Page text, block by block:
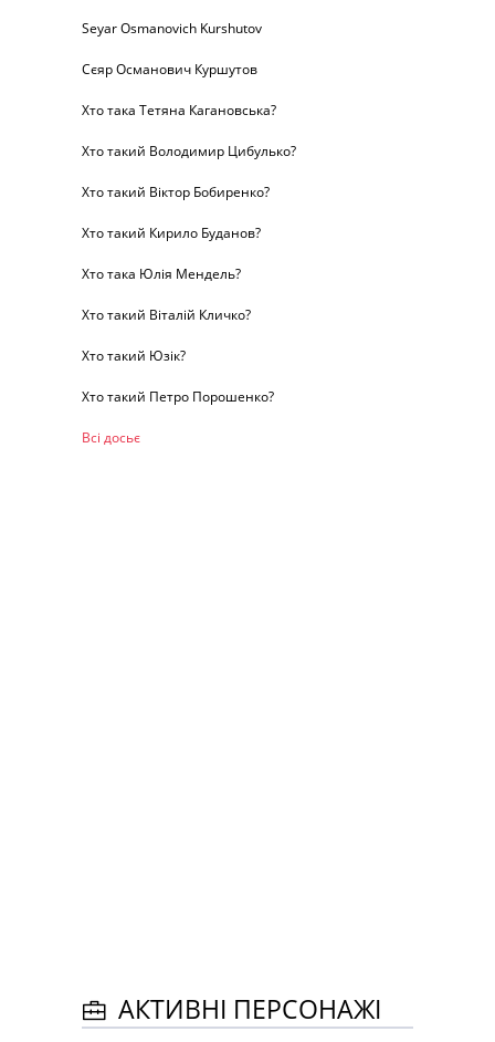
Seyar Osmanovich Kurshutov
Сєяр Османович Куршутов
Хто така Тетяна Кагановська?
Хто такий Володимир Цибулько?
Хто такий Віктор Бобиренко?
Хто такий Кирило Буданов?
Хто така Юлія Мендель?
Хто такий Віталій Кличко?
Хто такий Юзік?
Хто такий Петро Порошенко?
Всі досьє
АКТИВНІ ПЕРСОНАЖІ